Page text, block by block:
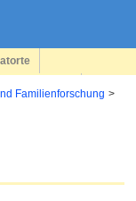
Familienforschung